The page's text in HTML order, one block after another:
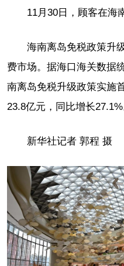
11月30日，顾客在海
海南离岛免税政策升
费市场。据海口海关数据
南离岛免税升级政策实施
23.8亿元，同比增长27.1%
新华社记者 郭程 摄